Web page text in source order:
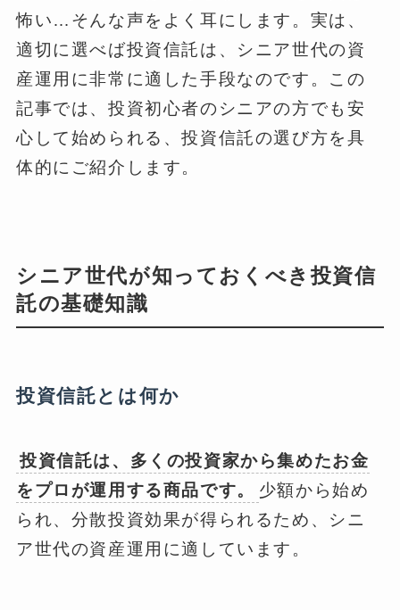
怖い…そんな声をよく耳にします。実は、
適切に選べば投資信託は、シニア世代の資
産運用に非常に適した手段なのです。この
記事では、投資初心者のシニアの方でも安
心して始められる、投資信託の選び方を具
体的にご紹介します。
シニア世代が知っておくべき投資信
託の基礎知識
投資信託とは何か
投資信託は、多くの投資家から集めたお金
をプロが運用する商品です。
少額から始め
られ、分散投資効果が得られるため、シニ
ア世代の資産運用に適しています。